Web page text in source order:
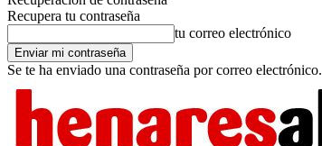
Recupera tu contraseña
tu correo electrónico
Se te ha enviado una contraseña por correo electrónico.